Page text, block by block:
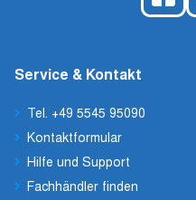
Service & Kontakt
Tel. +49 5545 95090
Kontaktformular
Hilfe und Support
Fachhändler finden